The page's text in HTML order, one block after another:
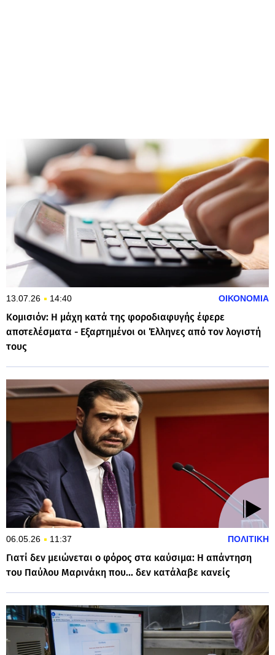
13.07.26 14:40 ΟΙΚΟΝΟΜΙΑ
Κομισιόν: Η μάχη κατά της φοροδιαφυγής έφερε
αποτελέσματα - Εξαρτημένοι οι Έλληνες από τον λογιστή
τους
06.05.26 11:37 ΠΟΛΙΤΙΚΗ
Γιατί δεν μειώνεται ο φόρος στα καύσιμα: Η απάντηση
του Παύλου Μαρινάκη που... δεν κατάλαβε κανείς